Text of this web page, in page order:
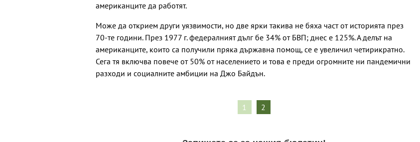
американците да работят.
Може да открием други уязвимости, но две ярки такива не бяха част от историята през
70-те години. През 1977 г. федералният дълг бе 34% от БВП; днес е 125%. А делът на
американците, които са получили пряка държавна помощ, се е увеличил четирикратно.
Сега тя включва повече от 50% от населението и това е преди огромните ни пандемични
разходи и социалните амбиции на Джо Байдън.
1 2
30 души са
катастрофи у нас за
последните 24 часа